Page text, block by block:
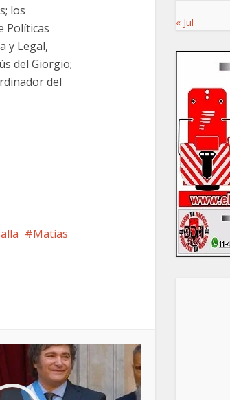
los
Políticas
y Legal,
del Giorgio;
del
Matías
« Jul